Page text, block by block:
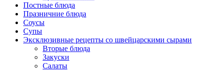
Постные блюда
Празничние блюда
Соусы
Супы
Эксклюзивные рецепты со швейцарскими сырами
Вторые блюда
Закуски
Салаты